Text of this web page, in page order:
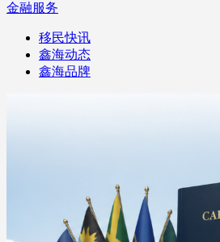
金融服务
移民快讯
鑫海动态
鑫海品牌